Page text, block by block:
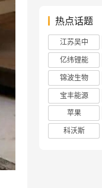
热点话题
江苏吴中
亿纬锂能
锦波生物
宝丰能源
苹果
科沃斯